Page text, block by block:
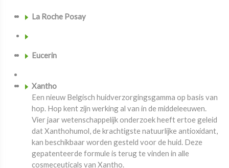
La Roche Posay
Eucerin
Xantho
Een nieuw Belgisch huidverzorgingsgamma op basis van
hop. Hop kent zijn werking al van in de middeleeuwen.
Vier jaar wetenschappelijk onderzoek heeft ertoe geleid
dat Xanthohumol, de krachtigste natuurlijke antioxidant,
kan beschikbaar worden gesteld voor de huid. Deze
gepatenteerde formule is terug te vinden in alle
cosmeceuticals van Xantho.